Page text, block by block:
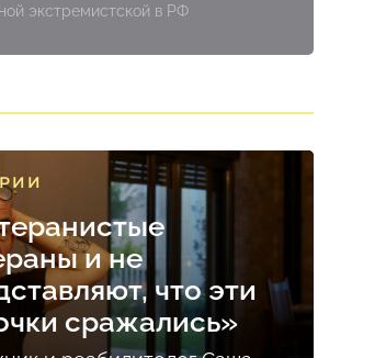
экстремистской в РФ
и не
что эти
сражались»